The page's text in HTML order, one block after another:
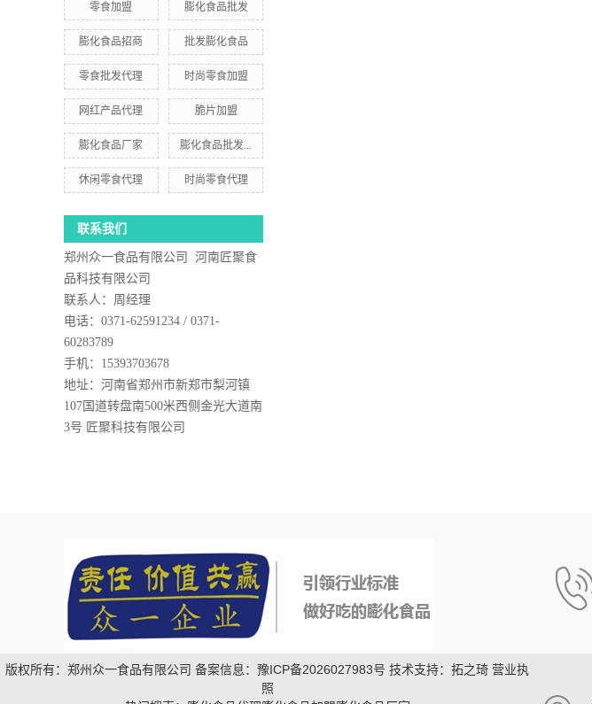
零食加盟 膨化食品批发
膨化食品招商 批发膨化食品
零食批发代理 时尚零食加盟
网红产品代理 脆片加盟
膨化食品厂家 膨化食品批发...
休闲零食代理 时尚零食代理
联系我们
郑州众一食品有限公司 河南匠聚食
品科技有限公司
联系人：周经理
电话：0371-62591234 / 0371-
60283789
手机：15393703678
地址：河南省郑州市新郑市梨河镇
107国道转盘南500米西侧金光大道南
3号 匠聚科技有限公司
版权所有：郑州众一食品有限公司 备案信息： 豫ICP备2026027983号 技术支持： 拓之琦 营业执
照